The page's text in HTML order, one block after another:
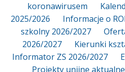
koronawirusem
2025/2026
Informacje o
szkolny 2026/2027
2026/2027
Kierunki
Informator ZS 2026/2027
Projekty unijne aktualne